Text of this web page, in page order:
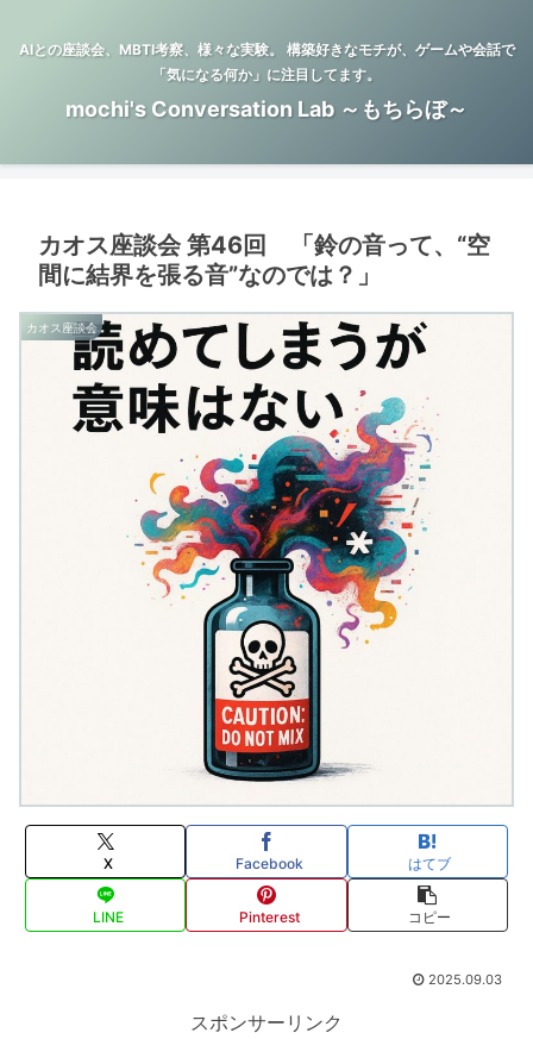
AIとの座談会、MBTI考察、様々な実験。 構築好きなモチが、ゲームや会話で
「気になる何か」に注目してます。
mochi's Conversation Lab ～もちらぼ～
カオス座談会 第46回 「鈴の音って、“空
間に結界を張る音”なのでは？」
カオス座談会
X Facebook はてブ
LINE Pinterest コピー
2025.09.03
スポンサーリンク